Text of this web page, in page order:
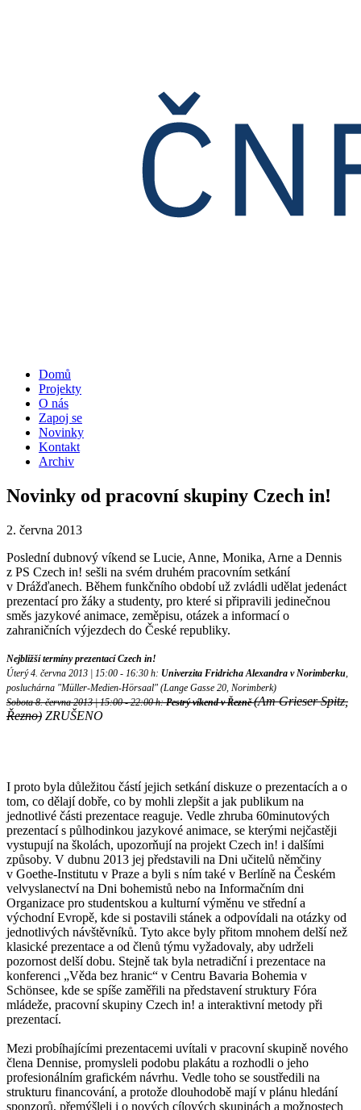
Domů
Projekty
O nás
Zapoj se
Novinky
Kontakt
Archiv
Novinky od pracovní skupiny Czech in!
2. června 2013
Poslední dubnový víkend se Lucie, Anne, Monika, Arne a Dennis
z PS Czech in! sešli na svém druhém pracovním setkání
v Drážďanech. Během funkčního období už zvládli udělat jedenáct
prezentací pro žáky a studenty, pro které si připravili jedinečnou
směs jazykové animace, zeměpisu, otázek a informací o
zahraničních výjezdech do České republiky.
Nejbližší termíny prezentací Czech in!
Úterý 4. června 2013 | 15:00 - 16:30 h: Univerzita Fridricha Alexandra v Norimberku,
posluchárna "Müller-Medien-Hörsaal" (Lange Gasse 20, Norimberk)
Sobota 8. června 2013 | 15:00 - 22:00 h:Pestrý víkend v Řezně(Am Grieser Spitz,
Řezno) ZRUŠENO
I proto byla důležitou částí jejich setkání diskuze o prezentacích a o
tom, co dělají dobře, co by mohli zlepšit a jak publikum na
jednotlivé části prezentace reaguje. Vedle zhruba 60minutových
prezentací s půlhodinkou jazykové animace, se kterými nejčastěji
vystupují na školách, upozorňují na projekt Czech in! i dalšími
způsoby. V dubnu 2013 jej představili na Dni učitelů němčiny
v Goethe-Institutu v Praze a byli s ním také v Berlíně na Českém
velvyslanectví na Dni bohemistů nebo na Informačním dni
Organizace pro studentskou a kulturní výměnu ve střední a
východní Evropě, kde si postavili stánek a odpovídali na otázky od
jednotlivých návštěvníků. Tyto akce byly přitom mnohem delší než
klasické prezentace a od členů týmu vyžadovaly, aby udrželi
pozornost delší dobu. Stejně tak byla netradiční i prezentace na
konferenci „Věda bez hranic“ v Centru Bavaria Bohemia v
Schönsee, kde se spíše zaměřili na představení struktury Fóra
mládeže, pracovní skupiny Czech in! a interaktivní metody při
prezentací.
Mezi probíhajícími prezentacemi uvítali v pracovní skupině nového
člena Dennise, promysleli podobu plakátu a rozhodli o jeho
profesionálním grafickém návrhu. Vedle toho se soustředili na
strukturu financování, a protože dlouhodobě mají v plánu hledání
sponzorů, přemýšleli i o nových cílových skupinách a možnostech